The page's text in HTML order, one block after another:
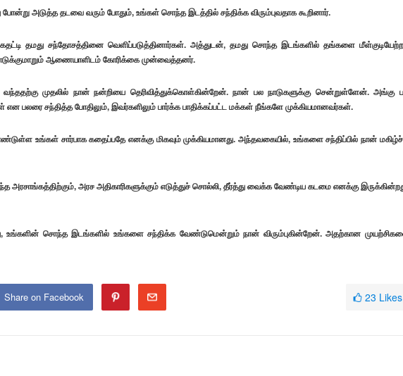
அடுத்த தடவை வரும் போதும், உங்கள் சொந்த இடத்தில் சந்திக்க விரும்புவதாக கூறினார்.
தமது சந்தோசத்தினை வெளிப்படுத்தினார்கள். அத்துடன், தமது சொந்த இடங்களில் தங்களை
ஆணையாளிடம் கோரிக்கை முன்வைத்தனர்.
முதலில் நான் நன்றியை தெரிவித்துக்கொள்கின்றேன். நான் பல நாடுகளுக்கு சென்றுள்ளேன். அங்கு
என பலரை சந்தித்த போதிலும், இவர்களிலும் பார்க்க பாதிக்கப்பட்ட மக்கள் நீங்களே முக்கியமானவர்கள்.
உங்கள் சார்பாக கதைப்பதே எனக்கு மிகவும் முக்கியமானது. அந்தவகையில், உங்களை சந்திப்பில் நான்
அரச அதிகாரிகளுக்கும் எடுத்துச் சொல்லி, தீர்த்து வைக்க வேண்டிய கடமை எனக்கு
சொந்த இடங்களில் உங்களை சந்திக்க வேண்டுமென்றும் நான் விரும்புகின்றேன். அதற்கான
Share on Facebook 23 Likes